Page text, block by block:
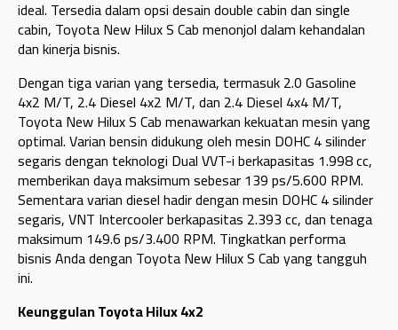
ideal. Tersedia dalam opsi desain double cabin dan single
cabin, Toyota New Hilux S Cab menonjol dalam kehandalan
dan kinerja bisnis.
Dengan tiga varian yang tersedia, termasuk 2.0 Gasoline
4x2 M/T, 2.4 Diesel 4x2 M/T, dan 2.4 Diesel 4x4 M/T,
Toyota New Hilux S Cab menawarkan kekuatan mesin yang
optimal. Varian bensin didukung oleh mesin DOHC 4 silinder
segaris dengan teknologi Dual VVT-i berkapasitas 1.998 cc,
memberikan daya maksimum sebesar 139 ps/5.600 RPM.
Sementara varian diesel hadir dengan mesin DOHC 4 silinder
segaris, VNT Intercooler berkapasitas 2.393 cc, dan tenaga
maksimum 149.6 ps/3.400 RPM. Tingkatkan performa
bisnis Anda dengan Toyota New Hilux S Cab yang tangguh
ini.
Keunggulan Toyota Hilux 4x2